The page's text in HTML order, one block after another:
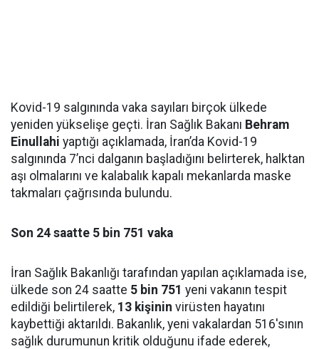
Kovid-19 salgınında vaka sayıları birçok ülkede
yeniden yükselişe geçti. İran Sağlık Bakanı Behram
Einullahi yaptığı açıklamada, İran’da Kovid-19
salgınında 7’nci dalganın başladığını belirterek, halktan
aşı olmalarını ve kalabalık kapalı mekanlarda maske
takmaları çağrısında bulundu.
Son 24 saatte 5 bin 751 vaka
İran Sağlık Bakanlığı tarafından yapılan açıklamada ise,
ülkede son 24 saatte 5 bin 751 yeni vakanın tespit
edildiği belirtilerek, 13 kişinin virüsten hayatını
kaybettiği aktarıldı. Bakanlık, yeni vakalardan 516'sının
sağlık durumunun kritik olduğunu ifade ederek,